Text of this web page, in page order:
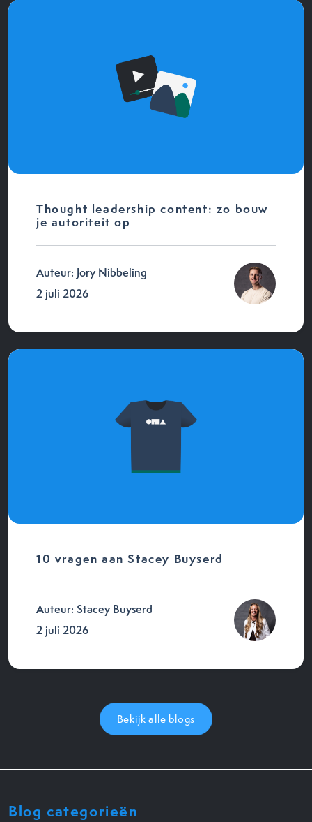
Thought leadership content: zo bouw
je autoriteit op
Auteur: Jory Nibbeling
2 juli 2026
10 vragen aan Stacey Buyserd
Auteur: Stacey Buyserd
2 juli 2026
Bekijk alle blogs
Blog categorieën